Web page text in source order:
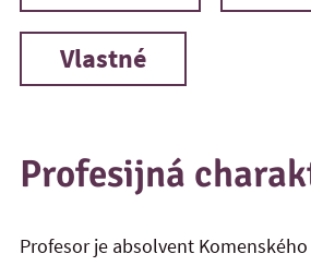
Vlastné
Profesijná
Profesor je absolvent